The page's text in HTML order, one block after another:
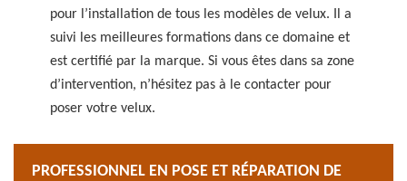
pour l’installation de tous les modèles de velux. Il a
suivi les meilleures formations dans ce domaine et
est certifié par la marque. Si vous êtes dans sa zone
d’intervention, n’hésitez pas à le contacter pour
poser votre velux.
PROFESSIONNEL EN POSE ET RÉPARATION DE